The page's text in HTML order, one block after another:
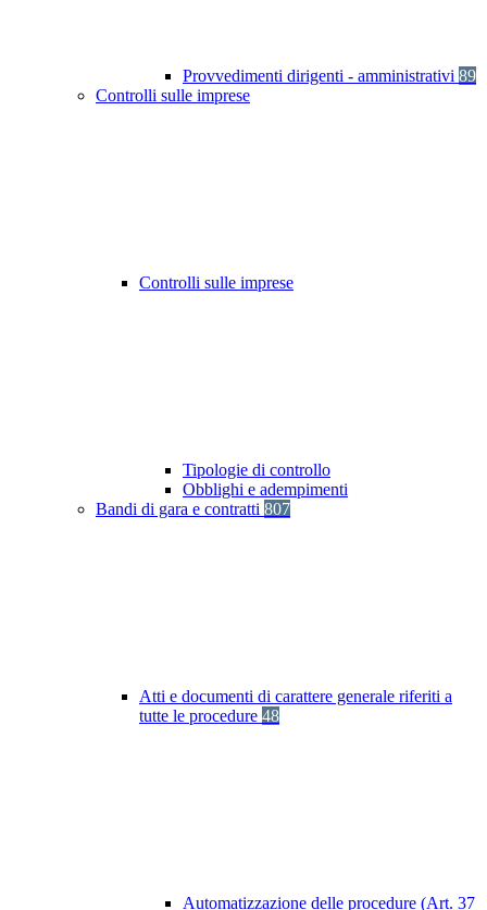
Provvedimenti dirigenti - amministrativi 89
Controlli sulle imprese
Controlli sulle imprese
Tipologie di controllo
Obblighi e adempimenti
Bandi di gara e contratti 807
Atti e documenti di carattere generale riferiti a
tutte le procedure 48
Automatizzazione delle procedure (Art. 37